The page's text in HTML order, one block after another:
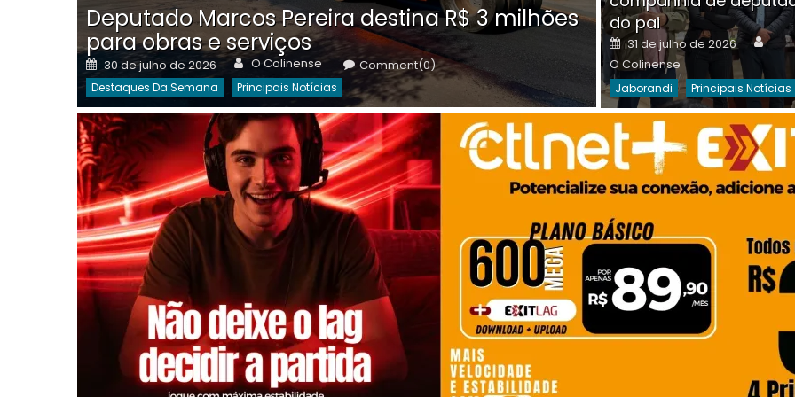
Deputado Marcos Pereira destina R$ 3 milhões
para obras e serviços
Posted
on
30 de julho de 2026 Author
O Colinense Comment(0)
Destaques Da Semana Principais Notícias
on
30 de julho de 2026 O
Destaques Da Semana
do pai
Posted
on
31 de julho de 2026
O Colinense
Jaborandi Principais Notícias